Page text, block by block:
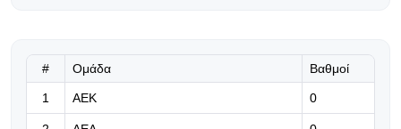
«Μπορούμε να βασιστούμε σε
όλους τους παίκτες μας»
# Ομάδα Βαθμοί
1 ΑΕΚ 0